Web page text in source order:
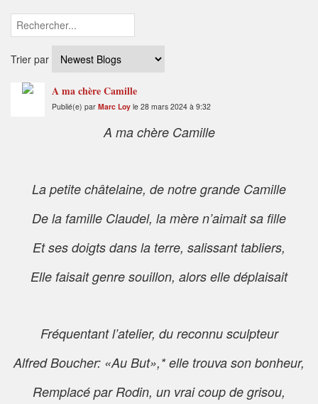
Trier par
A ma chère Camille
Publié(e) par Marc Loy le 28 mars 2024 à 9:32
A ma chère Camille
La petite châtelaine, de notre grande Camille
De la famille Claudel, la mère n’aimait sa fille
Et ses doigts dans la terre, salissant tabliers,
Elle faisait genre souillon, alors elle déplaisait
Fréquentant l’atelier, du reconnu sculpteur
Alfred Boucher: «Au But»,* elle trouva son bonheur,
Remplacé par Rodin, un vrai coup de grisou,